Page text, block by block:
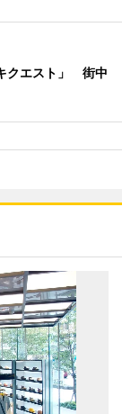
クエスト」 街中